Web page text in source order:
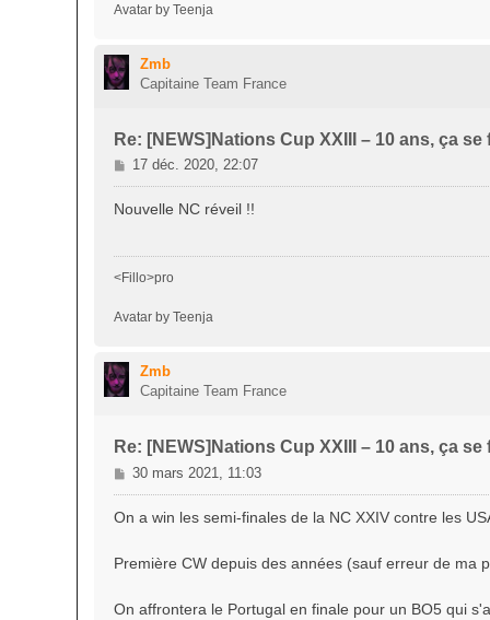
Avatar by Teenja
Zmb
Capitaine Team France
Re: [NEWS]Nations Cup XXIII – 10 ans, ça se
M
e
s
g
e
17 déc. 2020, 22:07
Nouvelle NC réveil !!
<Fillo>pro
Avatar by Teenja
Zmb
Capitaine Team France
Re: [NEWS]Nations Cup XXIII – 10 ans, ça se
M
e
s
g
30 mars 2021, 11:03
On a win les semi-finales de la NC XXIV contre les
Première CW depuis des années (sauf erreur de ma
On affrontera le Portugal en finale pour un BO5 qui